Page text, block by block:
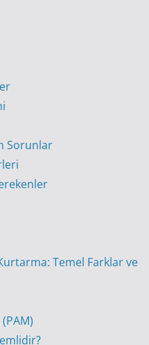
Sorunlar
Temel Farklar ve